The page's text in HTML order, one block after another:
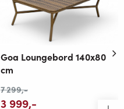
Goa Loungebord 140x80
cm
7 299,-
3 999,-